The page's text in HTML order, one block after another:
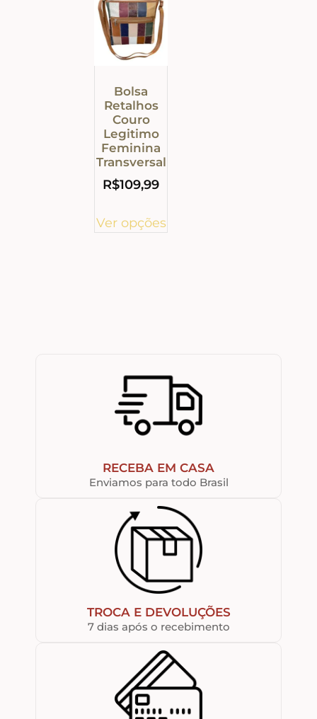
Bolsa
Retalhos
Couro
Legitimo
Feminina
Transversal
R$109,99
Ver opções
RECEBA EM CASA
Enviamos para todo Brasil
TROCA E DEVOLUÇÕES
7 dias após o recebimento